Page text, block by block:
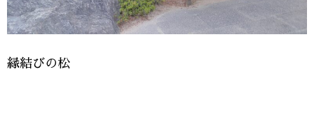
縁結びの松